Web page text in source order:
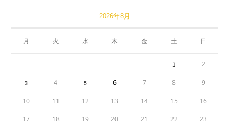
2026年8月
月 火 水 木 金 土 日
1 2
3 4 5 6 7 8 9
10 11 12 13 14 15 16
17 18 19 20 21 22 23